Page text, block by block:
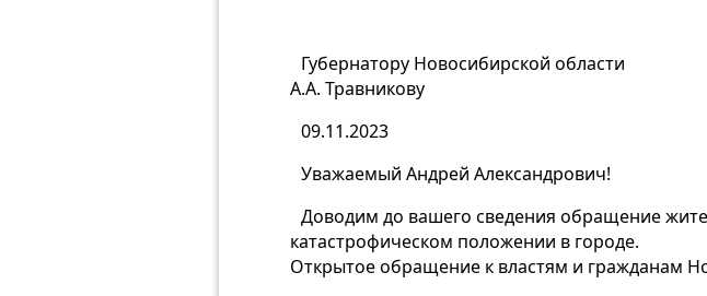
Губернатору Новосибирской области
А.А. Травникову
09.11.2023
Уважаемый Андрей Александрович!
Доводим до вашего сведения обращение
катастрофическом положении в городе.
Открытое обращение к властям и гражданам